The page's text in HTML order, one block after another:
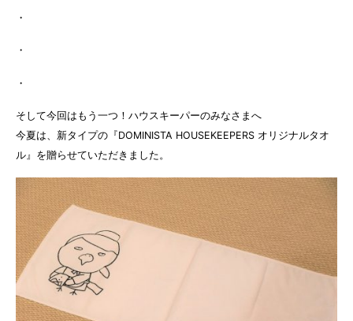
・
・
・
そして今回はもう一つ！ハウスキーパーのみなさまへ
今夏は、新タイプの『DOMINISTA HOUSEKEEPERS オリジナルタオ
ル』を贈らせていただきました。